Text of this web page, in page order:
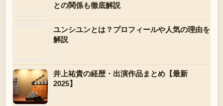
との関係も徹底解説
ユンシユンとは？プロフィールや人気の理由を
解説
井上祐貴の経歴・出演作品まとめ【最新
2025】